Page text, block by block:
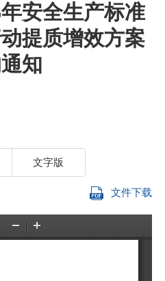
安全生产标准
提质增效方案
知
文字版
文件下载